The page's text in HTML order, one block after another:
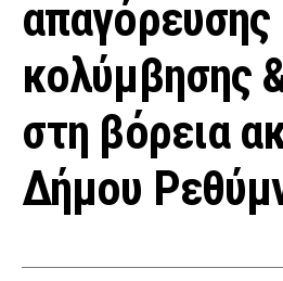
απαγόρευσης
κολύμβησης
στη βόρεια
Δήμου